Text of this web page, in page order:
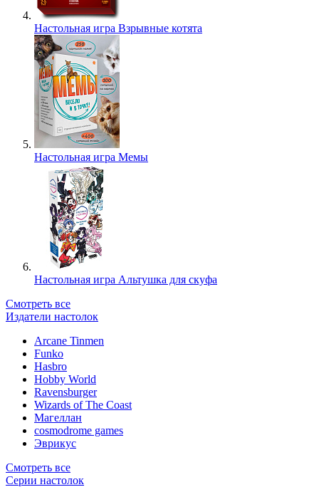
Настольная игра Взрывные котята
Настольная игра Мемы
Настольная игра Альтушка для скуфа
Смотреть все
Издатели настолок
Arcane Tinmen
Funko
Hasbro
Hobby World
Ravensburger
Wizards of The Coast
Магеллан
сosmodrome games
Эврикус
Смотреть все
Серии настолок